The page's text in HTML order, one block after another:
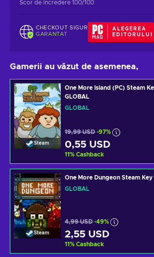
Scor de încredere 100/100
CHECKOUT SIGUR
GARANTAT
ALEGEREA
EDITORULUI
Gamerii au văzut de asemenea,
Steam
One More Island (PC) Steam
GLOBAL
GLOBAL
19,99 USD -97%
0,55 USD
11% Cashback
Steam
One More Dungeon Steam Key
GLOBAL
4,99 USD -49%
2,55 USD
11% Cashback